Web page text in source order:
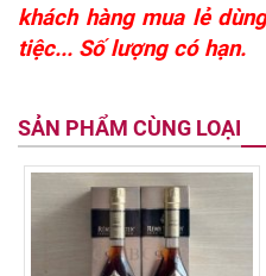
khách hàng mua lẻ
tiệc... Số lượng có hạn.
SẢN PHẨM CÙNG LOẠI